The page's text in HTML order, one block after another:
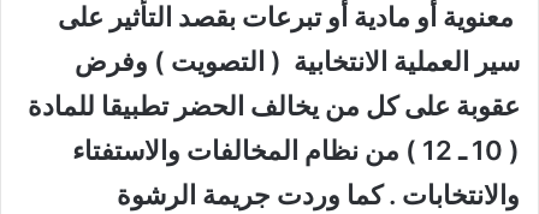
معنوية أو مادية أو تبرعات بقصد التأثير على
سير العملية الانتخابية ( التصويت ) وفرض
عقوبة على كل من يخالف الحضر تطبيقا للمادة
( 10 ـ 12 ) من نظام المخالفات والاستفتاء
والانتخابات . كما وردت جريمة الرشوة